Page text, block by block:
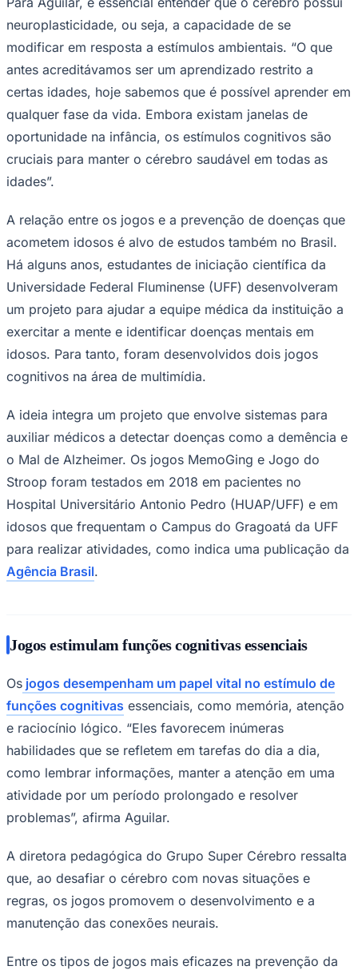
Corinthians
Palmeiras
São Paulo
neuroplasticidade, ou seja, a capacidade de se
modificar em resposta a estímulos ambientais. “O que
antes acreditávamos ser um aprendizado restrito a
certas idades, hoje sabemos que é possível aprender em
qualquer fase da vida. Embora existam janelas de
oportunidade na infância, os estímulos cognitivos são
cruciais para manter o cérebro saudável em todas as
idades”.
A relação entre os jogos e a prevenção de doenças que
acometem idosos é alvo de estudos também no Brasil.
Há alguns anos, estudantes de iniciação científica da
Universidade Federal Fluminense (UFF) desenvolveram
um projeto para ajudar a equipe médica da instituição a
exercitar a mente e identificar doenças mentais em
idosos. Para tanto, foram desenvolvidos dois jogos
cognitivos na área de multimídia.
A ideia integra um projeto que envolve sistemas para
auxiliar médicos a detectar doenças como a demência e
o Mal de Alzheimer. Os jogos MemoGing e Jogo do
Stroop foram testados em 2018 em pacientes no
Hospital Universitário Antonio Pedro (HUAP/UFF) e em
idosos que frequentam o Campus do Gragoatá da UFF
para realizar atividades, como indica uma publicação da
Agência Brasil.
Jogos estimulam funções cognitivas essenciais
Os jogos desempenham um papel vital no estímulo de
funções cognitivas essenciais, como memória, atenção
e raciocínio lógico. “Eles favorecem inúmeras
habilidades que se refletem em tarefas do dia a dia,
como lembrar informações, manter a atenção em uma
atividade por um período prolongado e resolver
problemas”, afirma Aguilar.
A diretora pedagógica do Grupo Super Cérebro ressalta
que, ao desafiar o cérebro com novas situações e
regras, os jogos promovem o desenvolvimento e a
manutenção das conexões neurais.
Entre os tipos de jogos mais eficazes na prevenção da